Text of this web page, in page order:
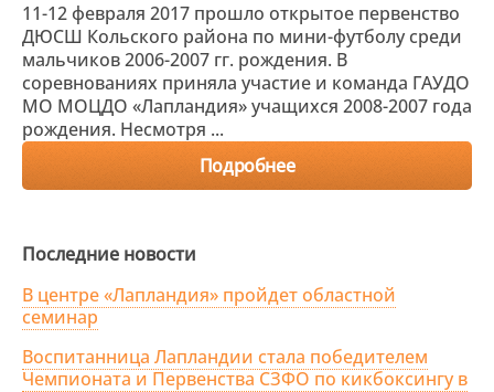
11-12 февраля 2017 прошло открытое первенство
ДЮСШ Кольского района по мини-футболу среди
мальчиков 2006-2007 гг. рождения. В
соревнованиях приняла участие и команда ГАУДО
МО МОЦДО «Лапландия» учащихся 2008-2007 года
рождения. Несмотря ...
Подробнее
Последние новости
В центре «Лапландия» пройдет областной
семинар
Воспитанница Лапландии стала победителем
Чемпионата и Первенства СЗФО по кикбоксингу в